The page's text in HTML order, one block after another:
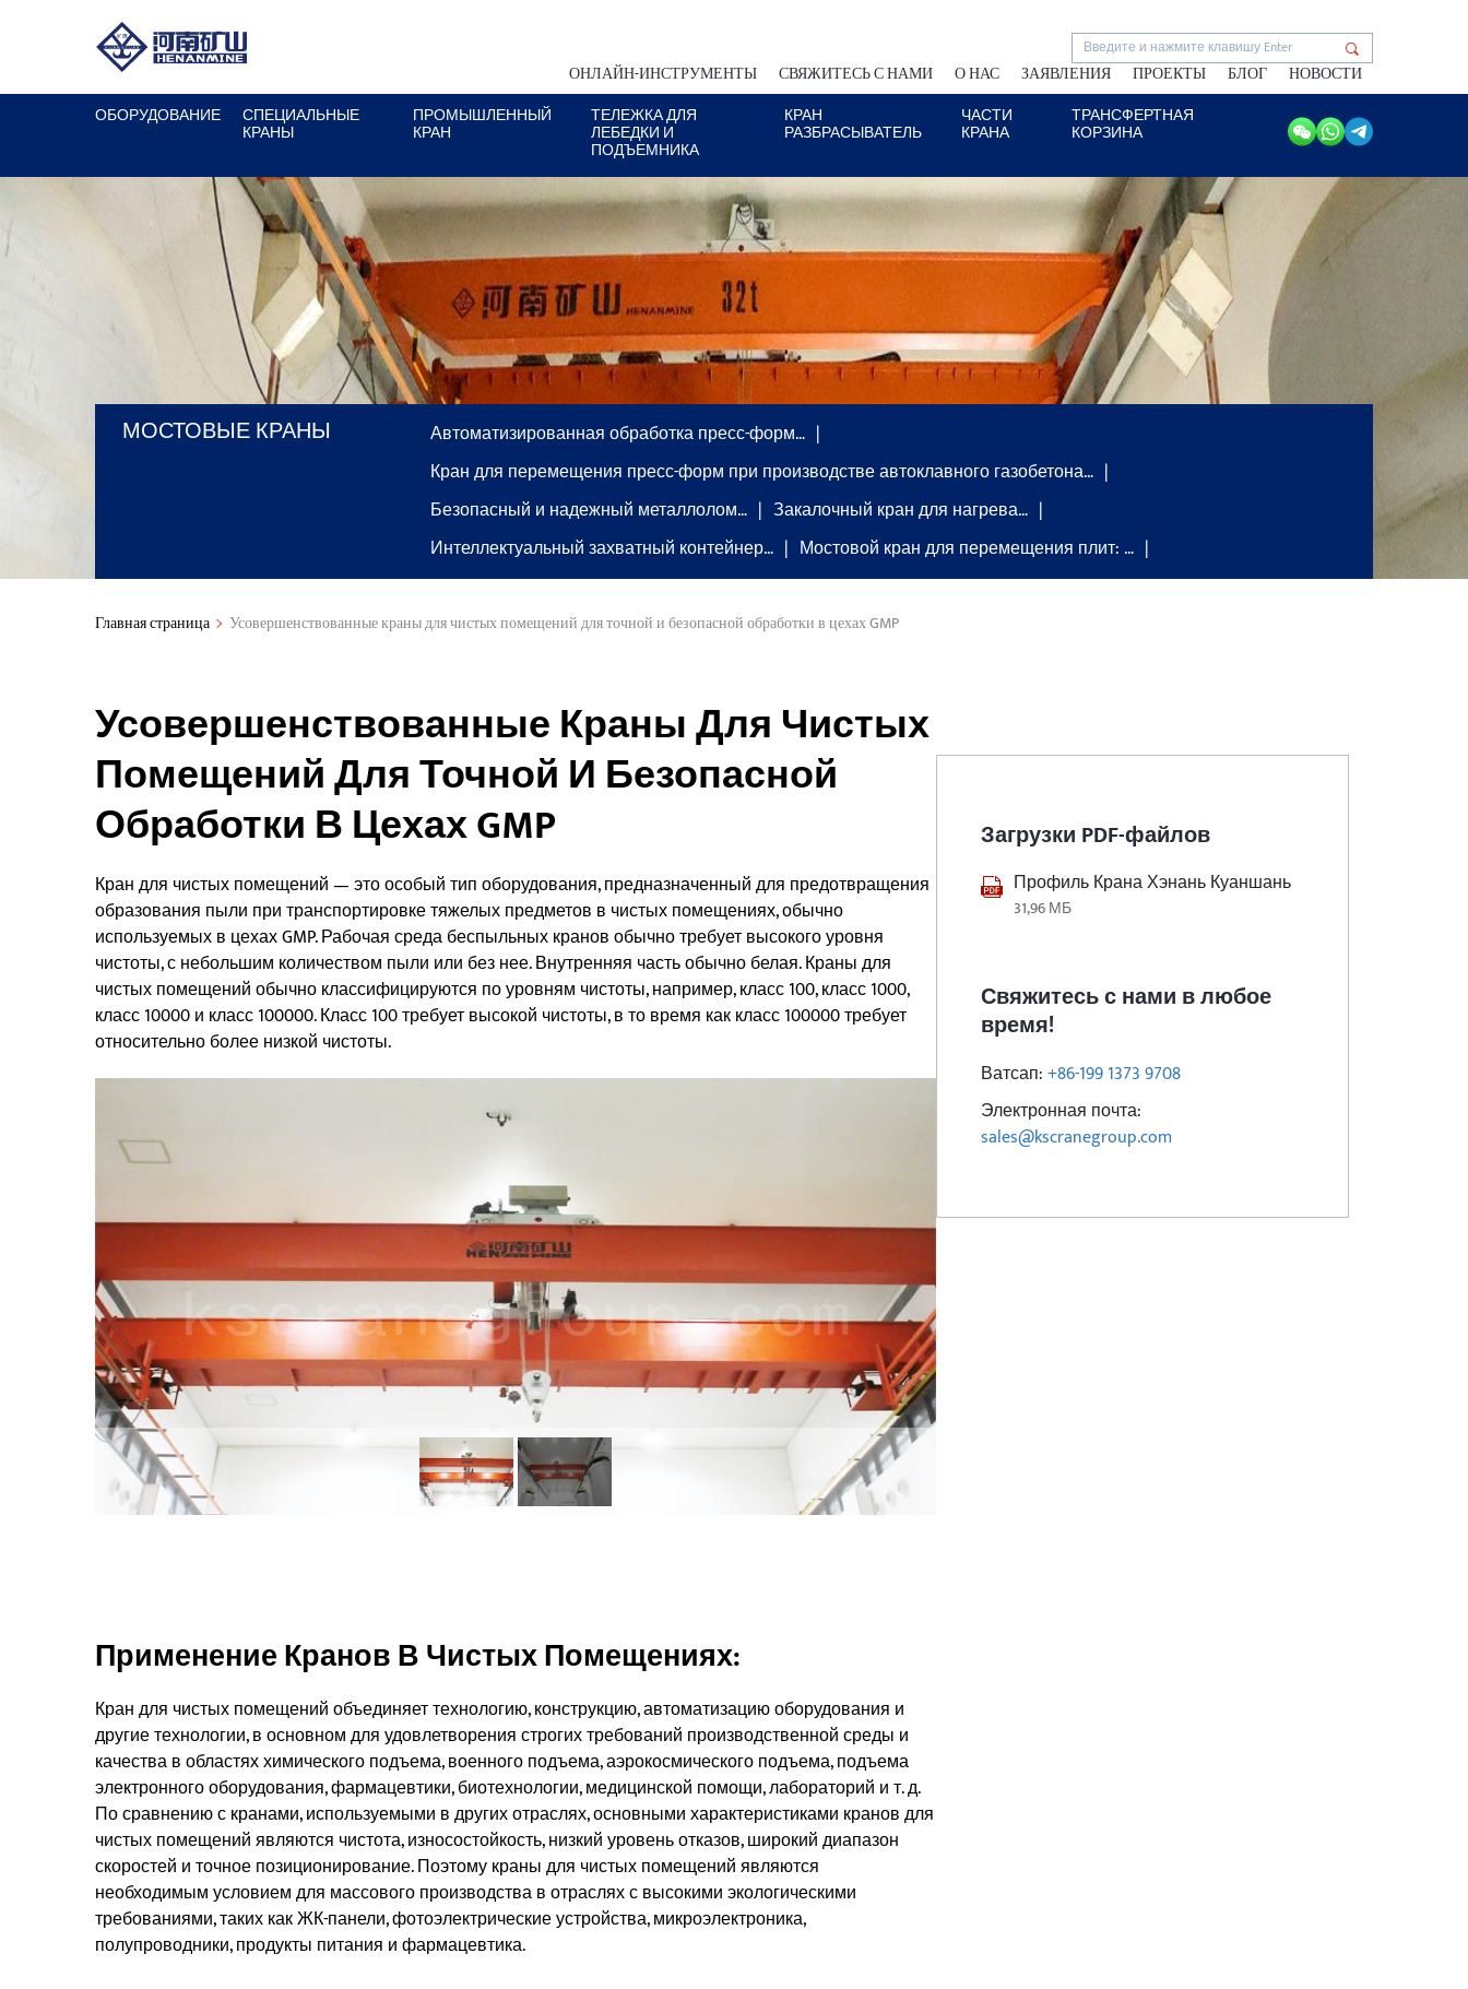
ОНЛАЙН-ИНСТРУМЕНТЫ СВЯЖИТЕСЬ С НАМИ О НАС ЗАЯВЛЕНИЯ ПРОЕКТЫ БЛОГ
НОВОСТИ
ОБОРУДОВАНИЕ
СПЕЦИАЛЬНЫЕ
КРАНЫ
ПРОМЫШЛЕННЫЙ
КРАН
ТЕЛЕЖКА ДЛЯ
ЛЕБЕДКИ И
ПОДЪЕМНИКА
КРАН
РАЗБРАСЫВАТЕЛЬ
ЧАСТИ
КРАНА
ТРАНСФЕРТНАЯ
КОРЗИНА
МОСТОВЫЕ КРАНЫ
Автоматизированная обработка пресс-форм…
Кран для перемещения пресс-форм при производстве автоклавного газобетона…
Безопасный и надежный металлолом…
Закалочный кран для нагрева…
Интеллектуальный захватный контейнер…
Мостовой кран для перемещения плит: …
Главная страница Усовершенствованные краны для чистых помещений для точной и безопасной обработки в цехах GMP
Усовершенствованные Краны Для Чистых
Помещений Для Точной И Безопасной
Обработки В Цехах GMP
Кран для чистых помещений — это особый тип оборудования, предназначенный для предотвращения
образования пыли при транспортировке тяжелых предметов в чистых помещениях, обычно
используемых в цехах GMP. Рабочая среда беспыльных кранов обычно требует высокого уровня
чистоты, с небольшим количеством пыли или без нее. Внутренняя часть обычно белая. Краны для
чистых помещений обычно классифицируются по уровням чистоты, например, класс 100, класс 1000,
класс 10000 и класс 100000. Класс 100 требует высокой чистоты, в то время как класс 100000 требует
относительно более низкой чистоты.
Применение Кранов В Чистых Помещениях:
Кран для чистых помещений объединяет технологию, конструкцию, автоматизацию оборудования и
другие технологии, в основном для удовлетворения строгих требований производственной среды и
качества в областях химического подъема, военного подъема, аэрокосмического подъема, подъема
электронного оборудования, фармацевтики, биотехнологии, медицинской помощи, лабораторий и т. д.
По сравнению с кранами, используемыми в других отраслях, основными характеристиками кранов для
чистых помещений являются чистота, износостойкость, низкий уровень отказов, широкий диапазон
скоростей и точное позиционирование. Поэтому краны для чистых помещений являются
необходимым условием для массового производства в отраслях с высокими экологическими
требованиями, таких как ЖК-панели, фотоэлектрические устройства, микроэлектроника,
полупроводники, продукты питания и фармацевтика.
Загрузки PDF-файлов
Профиль Крана Хэнань Куаншань
31,96 МБ
Свяжитесь с нами в любое
время!
Ватсап:+86-199 1373 9708
Электронная почта:
sales@kscranegroup.com